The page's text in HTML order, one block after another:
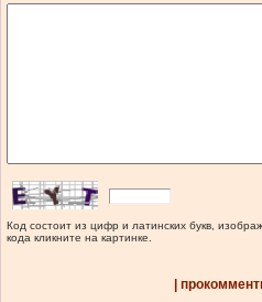
Код состоит из цифр и латинских букв,
кода кликните на картинке.
|